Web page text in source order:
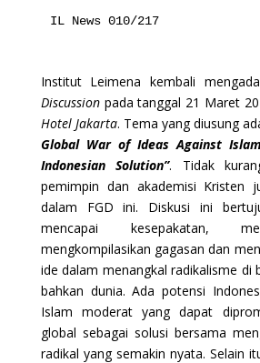
IL News 010/217
Institut Leimena kembali
Discussionpada tanggal 21 Maret
Hotel Jakarta. Tema yang diusung
Global War of Ideas Against
Indonesian Solution”. Tidak
pemimpin dan akademisi Kristen
dalam FGD ini. Diskusi ini
mencapai kesepakatan,
mengkompilasikan gagasan dan
ide dalam menangkal radikalisme di
bahkan dunia. Ada potensi
Islam moderat yang dapat
global sebagai solusi bersama
radikal yang semakin nyata. Selain